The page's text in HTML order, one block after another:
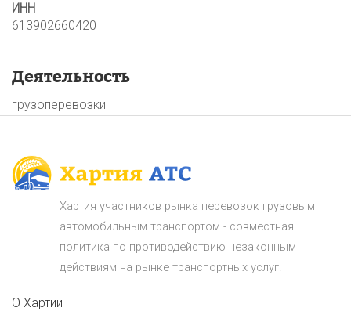
ИНН
613902660420
Деятельность
грузоперевозки
Хартия участников рынка перевозок грузовым
автомобильным транспортом - совместная
политика по противодействию незаконным
действиям на рынке транспортных услуг.
О Хартии